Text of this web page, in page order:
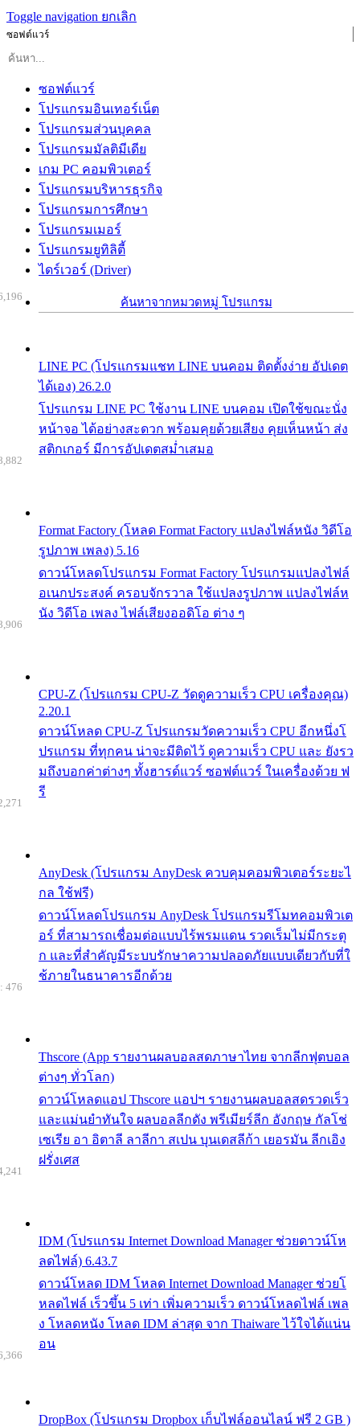
Toggle navigation ยกเลิก
ซอฟต์แวร์
ซอฟต์แวร์
โปรแกรมอินเทอร์เน็ต
โปรแกรมส่วนบุคคล
โปรแกรมมัลติมีเดีย
เกม PC คอมพิวเตอร์
โปรแกรมบริหารธุรกิจ
โปรแกรมการศึกษา
โปรแกรมเมอร์
โปรแกรมยูทิลิตี้
ไดร์เวอร์ (Driver)
ค้นหาจากหมวดหมู่ โปรแกรม
LINE PC (โปรแกรมแชท LINE บนคอม ติดตั้งง่าย อัปเดต
ได้เอง) 26.2.0
โปรแกรม LINE PC ใช้งาน LINE บนคอม เปิดใช้ขณะนั่ง
หน้าจอ ได้อย่างสะดวก พร้อมคุยด้วยเสียง คุยเห็นหน้า ส่ง
สติกเกอร์ มีการอัปเดตสม่ำเสมอ
Format Factory (โหลด Format Factory แปลงไฟล์หนัง วิดีโอ
รูปภาพ เพลง) 5.16
ดาวน์โหลดโปรแกรม Format Factory โปรแกรมแปลงไฟล์
อเนกประสงค์ ครอบจักรวาล ใช้แปลงรูปภาพ แปลงไฟล์ห
นัง วิดีโอ เพลง ไฟล์เสียงออดิโอ ต่าง ๆ
CPU-Z (โปรแกรม CPU-Z วัดดูความเร็ว CPU เครื่องคุณ)
2.20.1
ดาวน์โหลด CPU-Z โปรแกรมวัดความเร็ว CPU อีกหนึ่งโ
ปรแกรม ที่ทุกคน น่าจะมีติดไว้ ดูความเร็ว CPU และ ยังรว
มถึงบอกค่าต่างๆ ทั้งฮารด์แวร์ ซอฟต์แวร์ ในเครื่องด้วย ฟ
รี
AnyDesk (โปรแกรม AnyDesk ควบคุมคอมพิวเตอร์ระยะไ
กล ใช้ฟรี)
ดาวน์โหลดโปรแกรม AnyDesk โปรแกรมรีโมทคอมพิวเต
อร์ ที่สามารถเชื่อมต่อแบบไร้พรมแดน รวดเร็มไม่มีกระตุ
ก และที่สำคัญมีระบบรักษาความปลอดภัยแบบเดียวกับที่ใ
ช้ภายในธนาคารอีกด้วย
Thscore (App รายงานผลบอลสดภาษาไทย จากลีกฟุตบอล
ต่างๆ ทั่วโลก)
ดาวน์โหลดแอป Thscore แอปฯ รายงานผลบอลสดรวดเร็ว
และแม่นยำทันใจ ผลบอลลีกดัง พรีเมียร์ลีก อังกฤษ กัลโช่
เซเรีย อา อิตาลี ลาลีกา สเปน บุนเดสลีก้า เยอรมัน ลีกเอิง
ฝรั่งเศส
476
IDM (โปรแกรม Internet Download Manager ช่วยดาวน์โห
ลดไฟล์) 6.43.7
ดาวน์โหลด IDM โหลด Internet Download Manager ช่วยโ
หลดไฟล์ เร็วขึ้น 5 เท่า เพิ่มความเร็ว ดาวน์โหลดไฟล์ เพล
ง โหลดหนัง โหลด IDM ล่าสุด จาก Thaiware ไว้ใจได้แน่น
อน
DropBox (โปรแกรม Dropbox เก็บไฟล์ออนไลน์ ฟรี 2 GB )